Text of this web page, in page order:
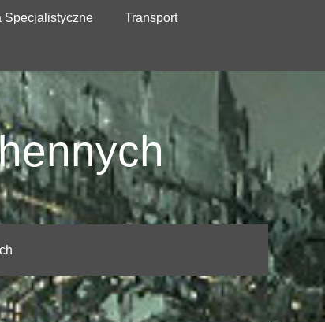
Specjalistyczne Transport